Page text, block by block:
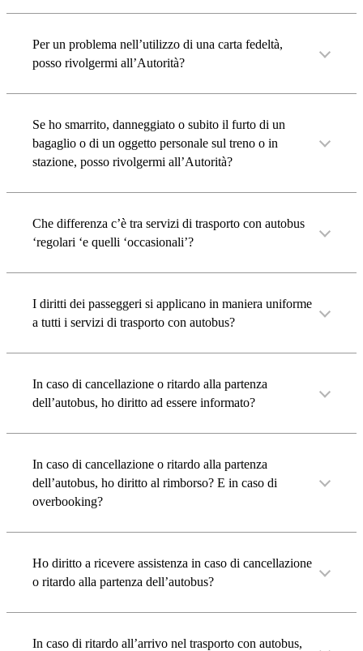
Per un problema nell’utilizzo di una carta fedeltà,
posso rivolgermi all’Autorità?
Se ho smarrito, danneggiato o subito il furto di un
bagaglio o di un oggetto personale sul treno o in
stazione, posso rivolgermi all’Autorità?
Che differenza c’è tra servizi di trasporto con autobus
‘regolari ‘e quelli ‘occasionali’?
I diritti dei passeggeri si applicano in maniera uniforme
a tutti i servizi di trasporto con autobus?
In caso di cancellazione o ritardo alla partenza
dell’autobus, ho diritto ad essere informato?
In caso di cancellazione o ritardo alla partenza
dell’autobus, ho diritto al rimborso? E in caso di
overbooking?
Ho diritto a ricevere assistenza in caso di cancellazione
o ritardo alla partenza dell’autobus?
In caso di ritardo all’arrivo nel trasporto con autobus,